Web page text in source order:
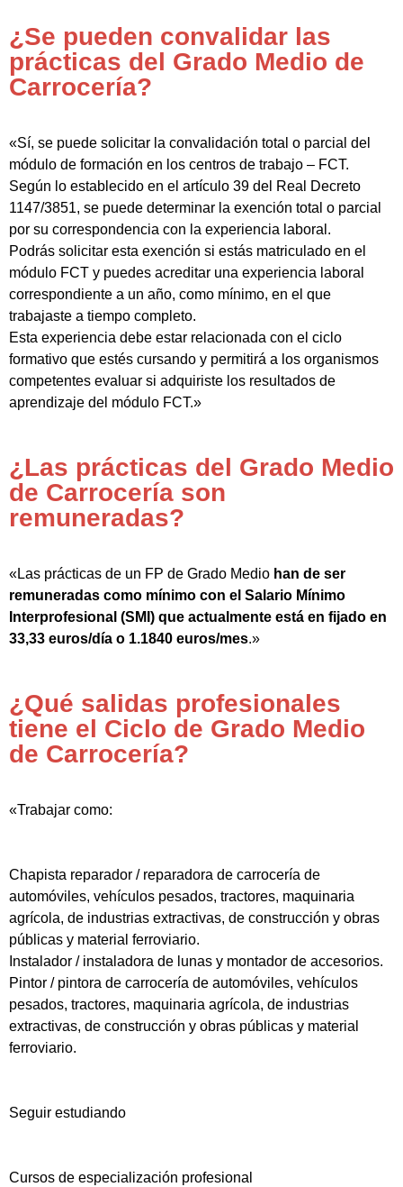
¿Se pueden convalidar las
prácticas del Grado Medio de
Carrocería?
«Sí, se puede solicitar la convalidación total o parcial del
módulo de formación en los centros de trabajo – FCT.
Según lo establecido en el artículo 39 del Real Decreto
1147/3851, se puede determinar la exención total o parcial
por su correspondencia con la experiencia laboral.
Podrás solicitar esta exención si estás matriculado en el
módulo FCT y puedes acreditar una experiencia laboral
correspondiente a un año, como mínimo, en el que
trabajaste a tiempo completo.
Esta experiencia debe estar relacionada con el ciclo
formativo que estés cursando y permitirá a los organismos
competentes evaluar si adquiriste los resultados de
aprendizaje del módulo FCT.»
¿Las prácticas del Grado Medio
de Carrocería son
remuneradas?
«Las prácticas de un FP de Grado Medio han de ser
remuneradas como mínimo con el Salario Mínimo
Interprofesional (SMI) que actualmente está en fijado en
33,33 euros/día o 1.1840 euros/mes.»
¿Qué salidas profesionales
tiene el Ciclo de Grado Medio
de Carrocería?
«Trabajar como:
Chapista reparador / reparadora de carrocería de
automóviles, vehículos pesados, tractores, maquinaria
agrícola, de industrias extractivas, de construcción y obras
públicas y material ferroviario.
Instalador / instaladora de lunas y montador de accesorios.
Pintor / pintora de carrocería de automóviles, vehículos
pesados, tractores, maquinaria agrícola, de industrias
extractivas, de construcción y obras públicas y material
ferroviario.
Seguir estudiando
Cursos de especialización profesional